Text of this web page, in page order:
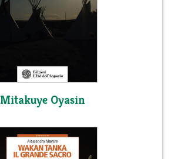
Mitakuye Oyasin